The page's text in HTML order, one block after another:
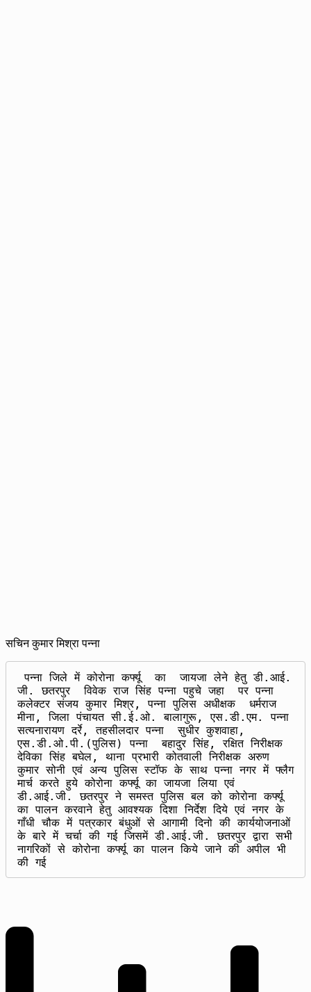
सचिन कुमार मिश्रा पन्ना
पन्ना जिले में कोरोना कर्फ्यू  का  जायजा लेने हेतु डी.आई.
जी. छतरपुर  विवेक राज सिंह पन्ना पहुचे जहा  पर पन्ना
कलेक्टर संजय कुमार मिश्र, पन्ना पुलिस अधीक्षक  धर्मराज
मीना, जिला पंचायत सी.ई.ओ. बालागुरू, एस.डी.एम. पन्ना
सत्यनारायण दर्रे, तहसीलदार पन्ना  सुधीर कुशवाहा,
एस.डी.ओ.पी.(पुलिस) पन्ना  बहादुर सिंह, रक्षित निरीक्षक
देविका सिंह बघेल, थाना प्रभारी कोतवाली निरीक्षक अरुण
कुमार सोनी एवं अन्य पुलिस स्टॉफ के साथ पन्ना नगर में फ्लैग
मार्च करते हुये कोरोना कर्फ्यू का जायजा लिया एवं
डी.आई.जी. छतरपुर ने समस्त पुलिस बल को कोरोना कर्फ्यू
का पालन करवाने हेतु आवश्यक दिशा निर्देश दिये एवं नगर के
गाँधी चौक में पत्रकार बंधुओं से आगामी दिनो की कार्ययोजनाओं
के बारे में चर्चा की गई जिसमें डी.आई.जी. छतरपुर द्वारा सभी
नागरिकों से कोरोना कर्फ्यू का पालन किये जाने की अपील भी
की गई